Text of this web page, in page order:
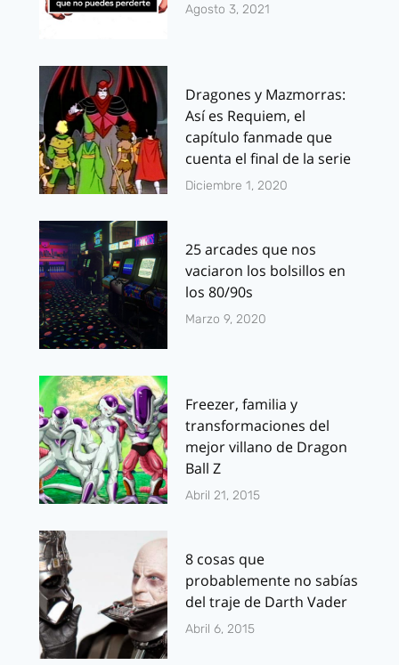
Agosto 3, 2021
Dragones y Mazmorras:
Así es Requiem, el
capítulo fanmade que
cuenta el final de la serie
Diciembre 1, 2020
25 arcades que nos
vaciaron los bolsillos en
los 80/90s
Marzo 9, 2020
Freezer, familia y
transformaciones del
mejor villano de Dragon
Ball Z
Abril 21, 2015
8 cosas que
probablemente no sabías
del traje de Darth Vader
Abril 6, 2015